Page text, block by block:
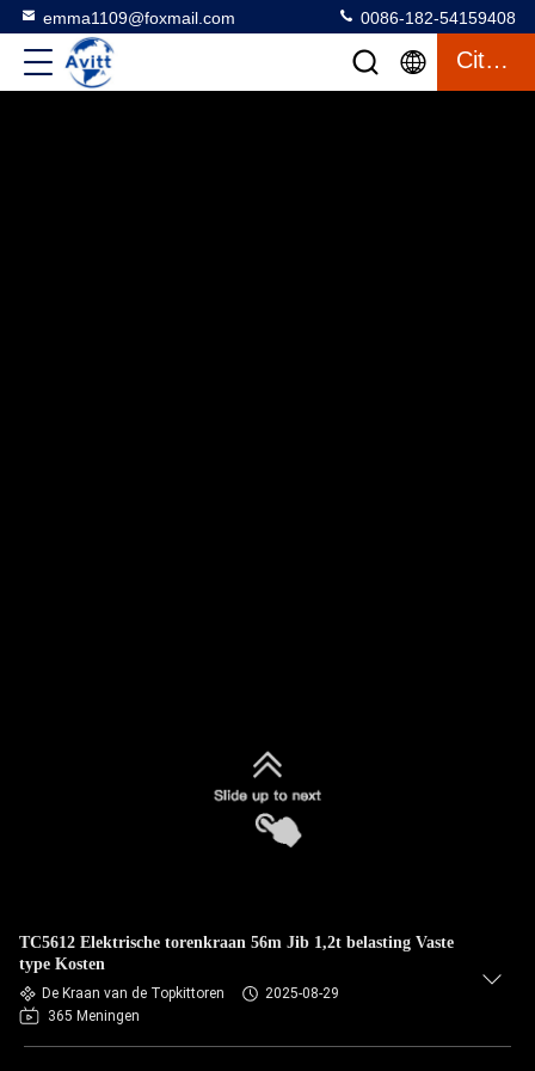
emma1109@foxmail.com 0086-182-54159408
Citaat
TC5612 Elektrische torenkraan 56m Jib 1,2t belasting Vaste
type Kosten
De Kraan van de Topkittoren
2025-08-29
365 Meningen